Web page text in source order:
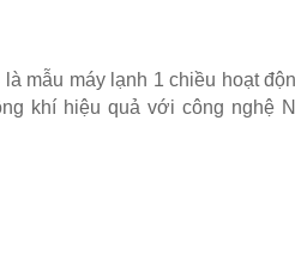
mẫu máy lạnh 1 chiều hoạt
khí hiệu quả với công nghệ